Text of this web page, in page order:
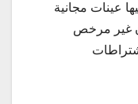
عينات مجانية
غير مرخص